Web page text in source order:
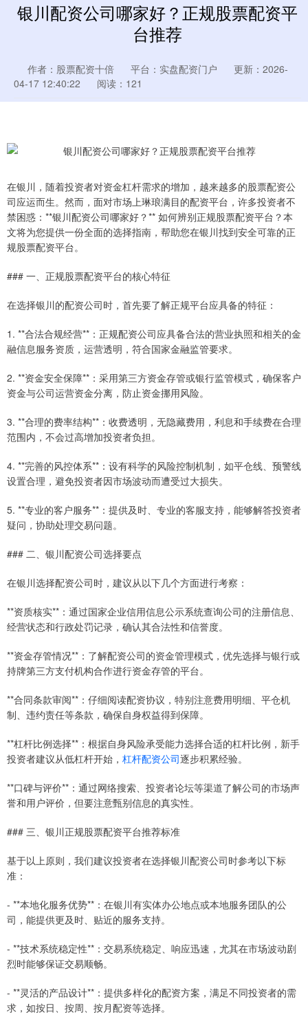
银川配资公司哪家好？正规股票配资平
台推荐
作者：股票配资十倍 平台：实盘配资门户
更新：2026-
04-17 12:40:22
阅读：121
在银川，随着投资者对资金杠杆需求的增加，越来越多的股票配资公
司应运而生。然而，面对市场上琳琅满目的配资平台，许多投资者不
禁困惑：**银川配资公司哪家好？** 如何辨别正规股票配资平台？本
文将为您提供一份全面的选择指南，帮助您在银川找到安全可靠的正
规股票配资平台。
### 一、正规股票配资平台的核心特征
在选择银川的配资公司时，首先要了解正规平台应具备的特征：
1. **合法合规经营**：正规配资公司应具备合法的营业执照和相关的金
融信息服务资质，运营透明，符合国家金融监管要求。
2. **资金安全保障**：采用第三方资金存管或银行监管模式，确保客户
资金与公司运营资金分离，防止资金挪用风险。
3. **合理的费率结构**：收费透明，无隐藏费用，利息和手续费在合理
范围内，不会过高增加投资者负担。
4. **完善的风控体系**：设有科学的风险控制机制，如平仓线、预警线
设置合理，避免投资者因市场波动而遭受过大损失。
5. **专业的客户服务**：提供及时、专业的客服支持，能够解答投资者
疑问，协助处理交易问题。
### 二、银川配资公司选择要点
在银川选择配资公司时，建议从以下几个方面进行考察：
**资质核实**：通过国家企业信用信息公示系统查询公司的注册信息、
经营状态和行政处罚记录，确认其合法性和信誉度。
**资金存管情况**：了解配资公司的资金管理模式，优先选择与银行或
持牌第三方支付机构合作进行资金存管的平台。
**合同条款审阅**：仔细阅读配资协议，特别注意费用明细、平仓机
制、违约责任等条款，确保自身权益得到保障。
**杠杆比例选择**：根据自身风险承受能力选择合适的杠杆比例，新手
投资者建议从低杠杆开始， 杠杆配资公司逐步积累经验。
**口碑与评价**：通过网络搜索、投资者论坛等渠道了解公司的市场声
誉和用户评价，但要注意甄别信息的真实性。
### 三、银川正规股票配资平台推荐标准
基于以上原则，我们建议投资者在选择银川配资公司时参考以下标
准：
- **本地化服务优势**：在银川有实体办公地点或本地服务团队的公
司，能提供更及时、贴近的服务支持。
- **技术系统稳定性**：交易系统稳定、响应迅速，尤其在市场波动剧
烈时能够保证交易顺畅。
- **灵活的产品设计**：提供多样化的配资方案，满足不同投资者的需
求，如按日、按周、按月配资等选择。